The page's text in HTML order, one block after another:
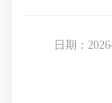
日期：